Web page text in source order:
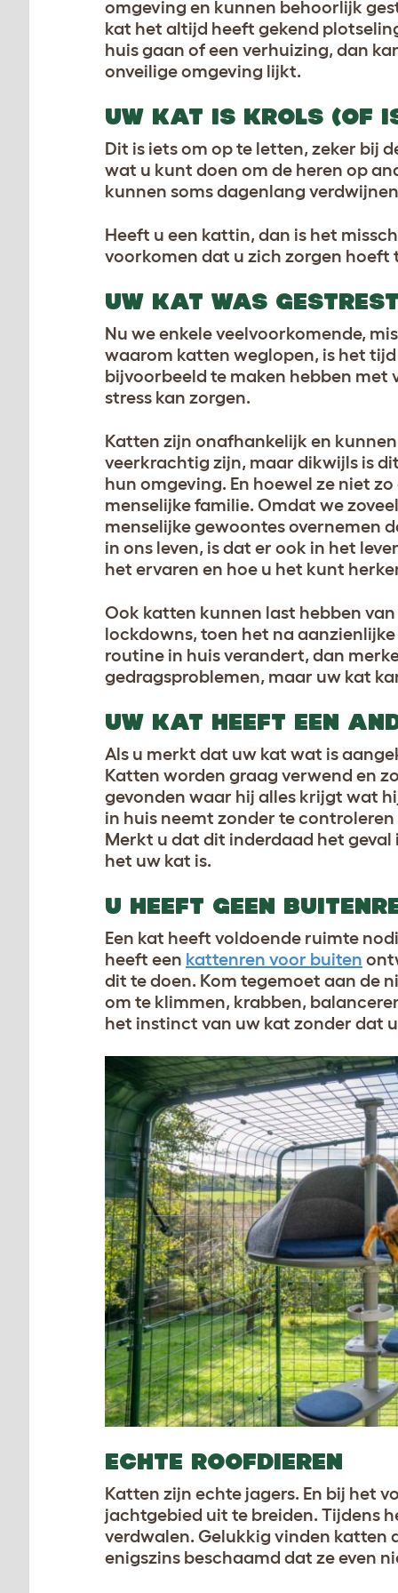
omgeving en kunnen behoorlijk
kat het altijd heeft gekend
huis gaan of een verhuizing, dan
onveilige omgeving lijkt.
UW KAT IS KROLS (OF
Dit is iets om op te letten, zeker bij
wat u kunt doen om de heren op
kunnen soms dagenlang verdwijnen
Heeft u een kattin, dan is het
voorkomen dat u zich zorgen hoeft
UW KAT WAS
Nu we enkele veelvoorkomende,
waarom katten weglopen, is het
bijvoorbeeld te maken hebben
stress kan zorgen.
Katten zijn onafhankelijk en
veerkrachtig zijn, maar dikwijls is
hun omgeving. En hoewel ze niet
menselijke familie. Omdat we
menselijke gewoontes overnemen
in ons leven, is dat er ook in het
het ervaren en hoe u het kunt
Ook katten kunnen last hebben
lockdowns, toen het na
routine in huis verandert, dan
gedragsproblemen, maar uw kat
UW KAT HEEFT EEN
Als u merkt dat uw kat wat is
Katten worden graag verwend en
gevonden waar hij alles krijgt wat
in huis neemt zonder te
Merkt u dat dit inderdaad het
het uw kat is.
U HEEFT GEEN
Een kat heeft voldoende ruimte
heeft een kattenren voor buiten
dit te doen. Kom tegemoet aan de
om te klimmen, krabben,
het instinct van uw kat zonder dat
ECHTE ROOFDIEREN
Katten zijn echte jagers. En bij het
jachtgebied uit te breiden. Tijdens
verdwalen. Gelukkig vinden katten
enigszins beschaamd dat ze even